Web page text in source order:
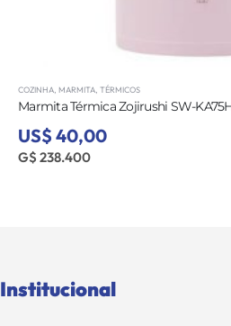
COZINHA MARMITA TÉRMICOS
Marmita Térmica Zojirushi SW-
US$ 40,00
G$ 238.400
Institucional